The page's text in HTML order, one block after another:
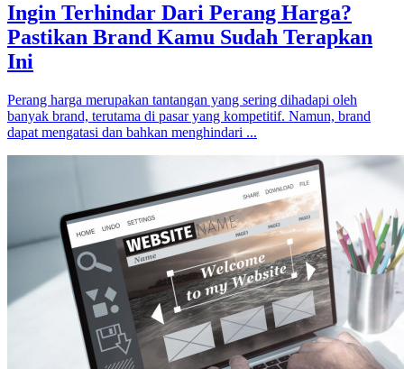
Ingin Terhindar Dari Perang Harga?
Pastikan Brand Kamu Sudah Terapkan
Ini
Perang harga merupakan tantangan yang sering dihadapi oleh
banyak brand, terutama di pasar yang kompetitif. Namun, brand
dapat mengatasi dan bahkan menghindari ...